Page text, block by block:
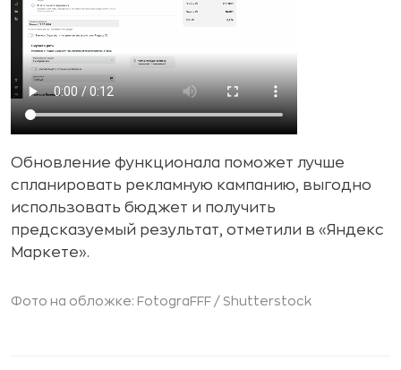
Обновление функционала поможет лучше
спланировать рекламную кампанию, выгодно
использовать бюджет и получить
предсказуемый результат, отметили в «Яндекс
Маркете».
Фото на обложке: FotograFFF / Shutterstock